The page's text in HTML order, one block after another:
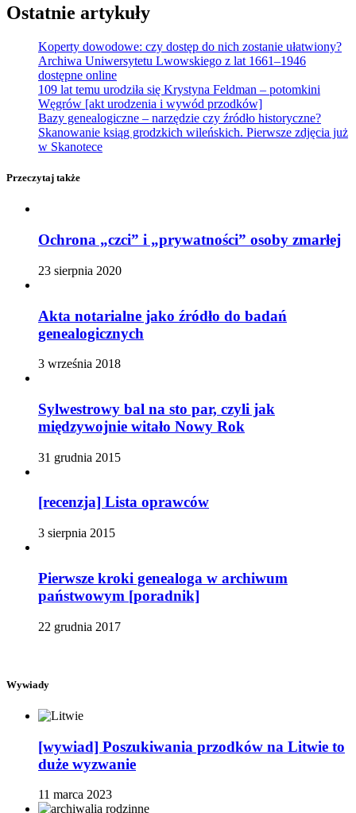
Ostatnie artykuły
Koperty dowodowe: czy dostęp do nich zostanie ułatwiony?
Archiwa Uniwersytetu Lwowskiego z lat 1661–1946
dostępne online
109 lat temu urodziła się Krystyna Feldman – potomkini
Węgrów [akt urodzenia i wywód przodków]
Bazy genealogiczne – narzędzie czy źródło historyczne?
Skanowanie ksiąg grodzkich wileńskich. Pierwsze zdjęcia już
w Skanotece
Przeczytaj także
Ochrona „czci” i „prywatności” osoby zmarłej
23 sierpnia 2020
Akta notarialne jako źródło do badań
genealogicznych
3 września 2018
Sylwestrowy bal na sto par, czyli jak
międzywojnie witało Nowy Rok
31 grudnia 2015
[recenzja] Lista oprawców
3 sierpnia 2015
Pierwsze kroki genealoga w archiwum
państwowym [poradnik]
22 grudnia 2017
Wywiady
[wywiad] Poszukiwania przodków na Litwie to
duże wyzwanie
11 marca 2023